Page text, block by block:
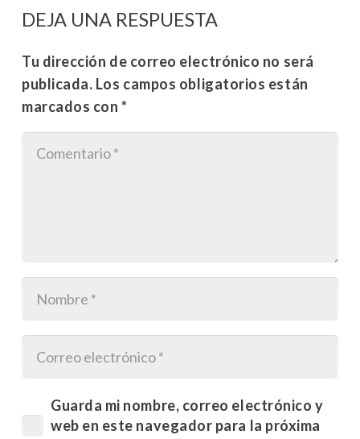
DEJA UNA RESPUESTA
Tu dirección de correo electrónico no será
publicada. Los campos obligatorios están
marcados con*
Guarda mi nombre, correo electrónico y
web en este navegador para la próxima